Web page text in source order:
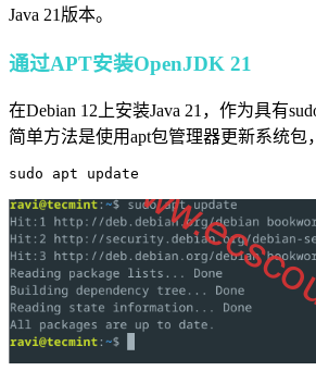
Java 21版本。
通过APT安装OpenJDK 21
在Debian 12上安装Java 21，作为具有
简单方法是使用apt包管理器更新系统包
sudo apt update